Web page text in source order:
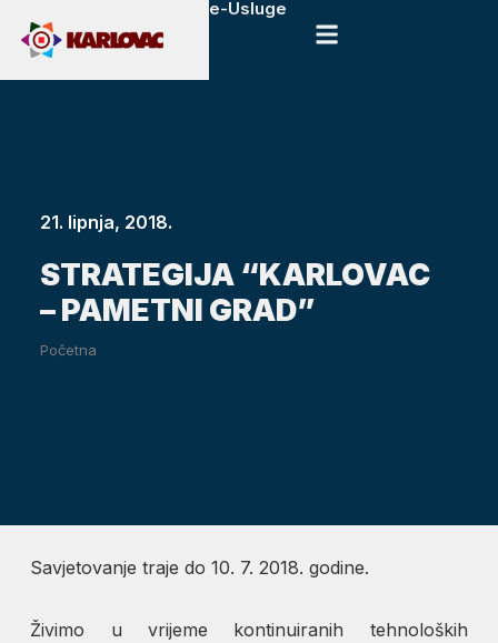
e-Usluge
21. lipnja, 2018.
STRATEGIJA “KARLOVAC
– PAMETNI GRAD”
Početna
Savjetovanje traje do 10. 7. 2018. godine.
Živimo u vrijeme kontinuiranih tehnoloških